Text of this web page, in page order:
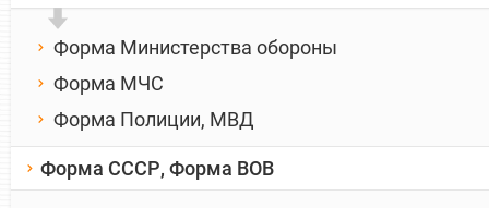
Форма Министерства обороны
Форма МЧС
Форма Полиции, МВД
Форма СССР, Форма ВОВ